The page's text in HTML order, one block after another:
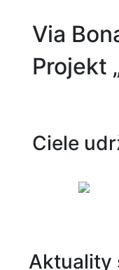
Via
Projekt
Ciele
Aktuality